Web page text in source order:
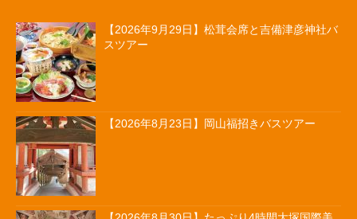
【2026年9月29日】松茸会席と吉備津彦神社バ
スツアー
【2026年8月23日】岡山福招きバスツアー